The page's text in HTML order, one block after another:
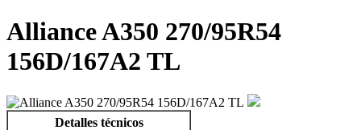
Alliance A350 270/95R54
156D/167A2 TL
Detalles técnicos